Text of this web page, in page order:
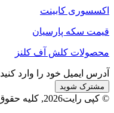
اکسسوری کابینت
قیمت سکه پارسیان
محصولات کلش آف کلنز
آدرس ایمیل خود را وارد کنید
© کپی رایت2026, کلیه حقوق برای دیدگاه پلاس محفوظ است.